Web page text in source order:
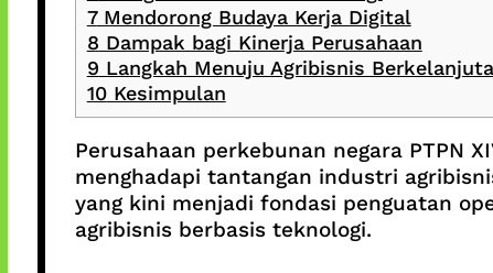
7Mendorong Budaya Kerja Digital
8 Dampak bagi Kinerja Perusahaan
9 Langkah Menuju Agribisnis
10Kesimpulan
Perusahaan perkebunan negara PTPN
menghadapi tantangan industri
yang kini menjadi fondasi penguatan
agribisnis berbasis teknologi.